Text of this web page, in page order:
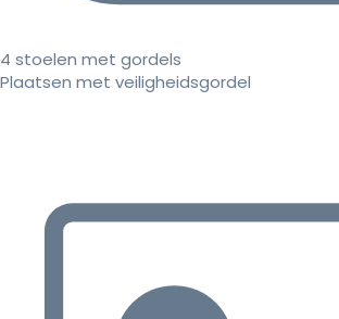
4 stoelen met gordels
Plaatsen met veiligheidsgordel